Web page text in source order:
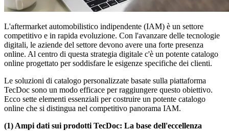
L'aftermarket automobilistico indipendente (IAM) è un settore
competitivo e in rapida evoluzione. Con l'avanzare delle tecnologie
digitali, le aziende del settore devono avere una forte presenza
online. Al centro di questa strategia digitale c'è un potente catalogo
online progettato per soddisfare le esigenze specifiche dei clienti.
Le soluzioni di catalogo personalizzate basate sulla piattaforma
TecDoc sono un modo efficace per raggiungere questo obiettivo.
Ecco sette elementi essenziali per costruire un potente catalogo
online che si distingua nel competitivo panorama IAM.
(1) Ampi dati sui prodotti TecDoc: La base dell'eccellenza